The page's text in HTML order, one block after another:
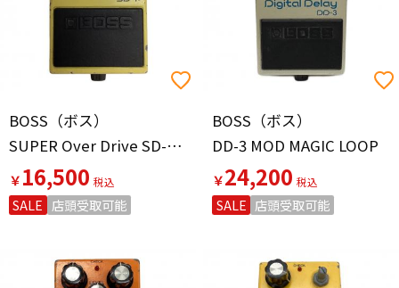
BOSS（ボス）
SUPER Over Drive SD-1 日本製
￥16,500
SALE 店頭受取可能
BOSS（ボス）
DD-3 MOD MAGIC LOOP
￥24,200
SALE 店頭受取可能